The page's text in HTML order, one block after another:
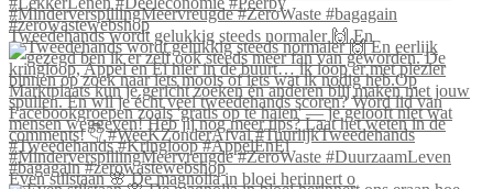
Tweedehands wordt gelukkig steeds normaler 🙌 En
Even stilstaan 🌸 De magnolia in bloei herinnert o